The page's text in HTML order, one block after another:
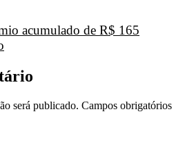
acumulado de R$ 165
será publicado. Campos obrigatórios